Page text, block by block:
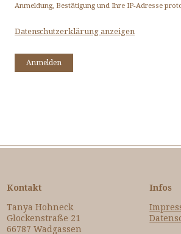
Anmeldung, Bestätigung und Ihre IP-Adresse
Datenschutzerklärung anzeigen
Kontakt
Tanya Hohneck
Glockenstraße 21
66787 Wadgassen
Infos